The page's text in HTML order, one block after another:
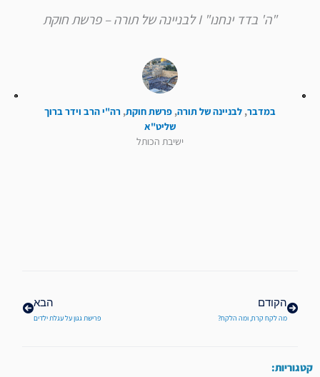
"ה' בדד ינחנו" I לבניינה של תורה – פרשת חוקת
במדבר, לבניינה של תורה, פרשת חוקת, רה"י הרב וידר ברוך
שליט"א
ישיבת הכותל
הקודם
מה לקח קרח, ומה הלקח?
הבא
פרישת גגון על עגלת ילדים
קטגוריות: